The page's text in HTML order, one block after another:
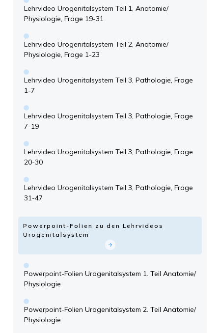
Lehrvideo Urogenitalsystem Teil 1, Anatomie/
Physiologie, Frage 19-31
Lehrvideo Urogenitalsystem Teil 2, Anatomie/
Physiologie, Frage 1-23
Lehrvideo Urogenitalsystem Teil 3, Pathologie, Frage
1-7
Lehrvideo Urogenitalsystem Teil 3, Pathologie, Frage
7-19
Lehrvideo Urogenitalsystem Teil 3, Pathologie, Frage
20-30
Lehrvideo Urogenitalsystem Teil 3, Pathologie, Frage
31-47
Powerpoint-Folien zu den Lehrvideos
Urogenitalsystem
Powerpoint-Folien Urogenitalsystem 1. Teil Anatomie/
Physiologie
Powerpoint-Folien Urogenitalsystem 2. Teil Anatomie/
Physiologie